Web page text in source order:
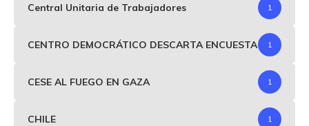
Central Unitaria de Trabajadores 1
CENTRO DEMOCRÁTICO DESCARTA ENCUESTA 1
CESE AL FUEGO EN GAZA 1
CHILE 1